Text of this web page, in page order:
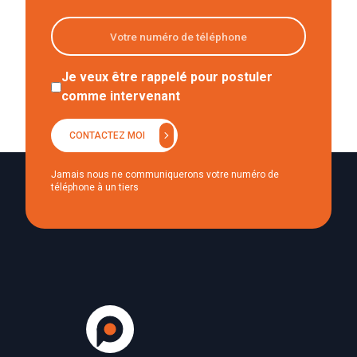
Je veux être rappelé pour postuler
comme intervenant
CONTACTEZ MOI chevron_right
Jamais nous ne communiquerons votre numéro de
téléphone à un tiers